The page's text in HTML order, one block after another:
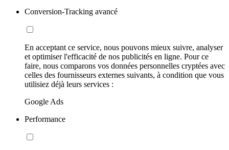
Conversion-Tracking avancé
En acceptant ce service, nous pouvons mieux suivre, analyser
et optimiser l'efficacité de nos publicités en ligne. Pour ce
faire, nous comparons vos données personnelles cryptées avec
celles des fournisseurs externes suivants, à condition que vous
utilisiez déjà leurs services :
Google Ads
Performance